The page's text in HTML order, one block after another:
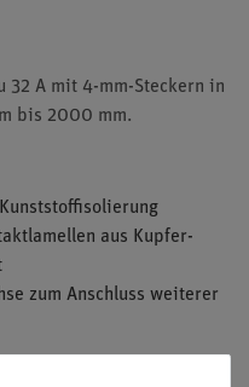
32 A mit 4-mm-Steckern in
bis 2000 mm.
aus Kupfer-
zum Anschluss weiterer